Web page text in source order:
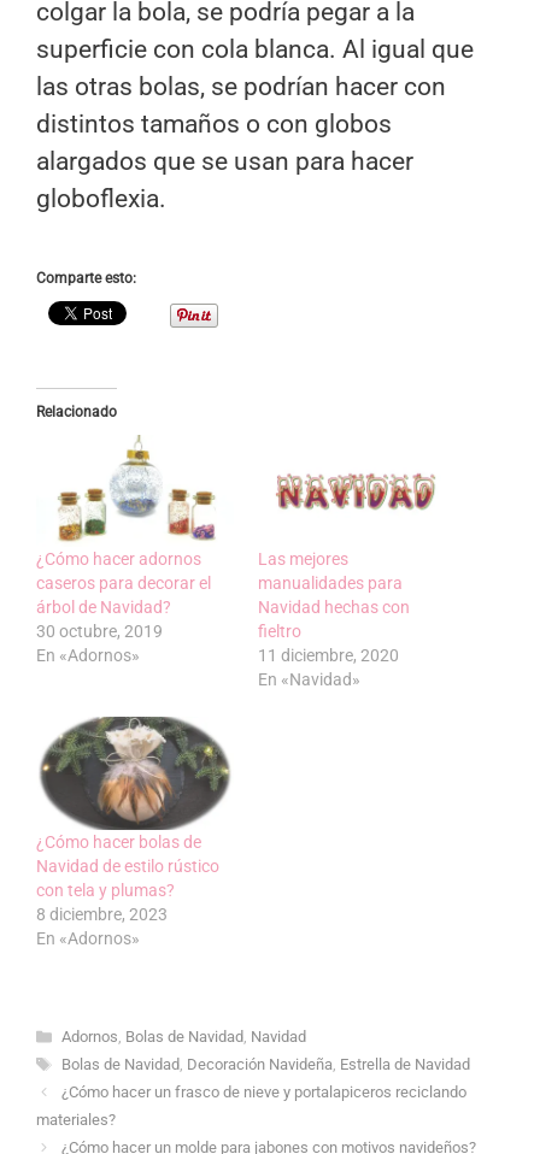
colgar la bola, se podría pegar a la
superficie con cola blanca. Al igual que
las otras bolas, se podrían hacer con
distintos tamaños o con globos
alargados que se usan para hacer
globoflexia.
Comparte esto:
Relacionado
¿Cómo hacer adornos
caseros para decorar el
árbol de Navidad?
30 octubre, 2019
En «Adornos»
Las mejores
manualidades para
Navidad hechas con
fieltro
11 diciembre, 2020
En «Navidad»
¿Cómo hacer bolas de
Navidad de estilo rústico
con tela y plumas?
8 diciembre, 2023
En «Adornos»
Categorías
Adornos Bolas de Navidad Navidad
Etiquetas
Bolas de Navidad Decoración Navideña Estrella de Navidad
¿Cómo hacer un frasco de nieve y portalapiceros reciclando
materiales?
¿Cómo hacer un molde para jabones con motivos navideños?